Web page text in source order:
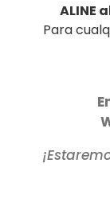
ALINE
Para